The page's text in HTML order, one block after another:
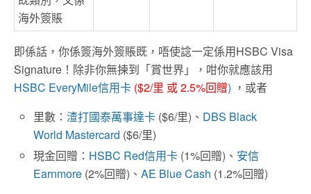
海外簽賬
即係話，你係簽海外簽賬既，唔使諗一定係用HSBC Visa
Signature！除非你無揀到「賞世界」，咁你就應該用
HSBC EveryMile信用卡 ($2/里 或 2.5%回贈) ，或者
里數：渣打國泰萬事達卡 ($6/里)、 DBS Black
World Mastercard ($6/里)
現金回贈： HSBC Red信用卡 (1%回贈)、 安信
Earnmore (2%回贈)、AE Blue Cash (1.2%回贈)